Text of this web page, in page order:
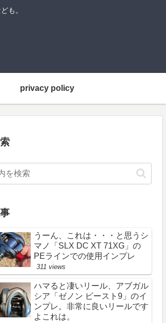
も。
privacy policy
うーん、これは・・・と思うシ
マノ「SLX DC XT 71XG」の
PEラインでの使用インプレ
311 views
ハマると凄いリール、アブガル
シア「ゼノン ビースト9」のイ
ンプレ。非常に良いリールです
よこれは。